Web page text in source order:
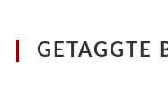
GETAGGTE